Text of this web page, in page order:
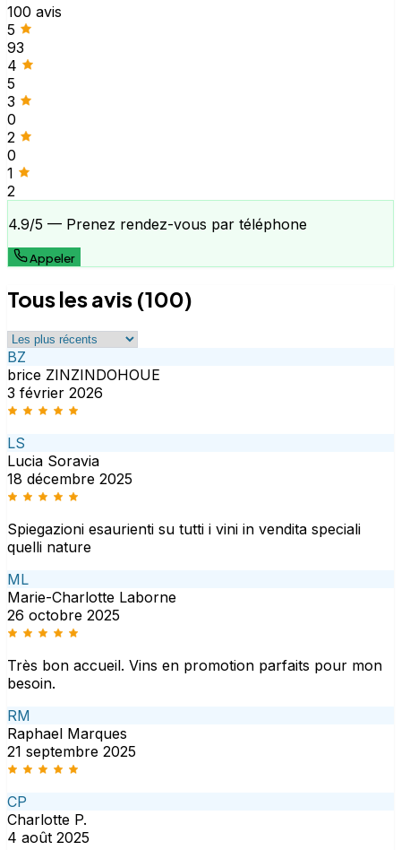
100 avis
5
93
4
5
3
0
2
0
1
2
4.9/5 — Prenez rendez-vous par téléphone
Appeler
Tous les avis (100)
BZ
brice ZINZINDOHOUE
3 février 2026
LS
Lucia Soravia
18 décembre 2025
Spiegazioni esaurienti su tutti i vini in vendita speciali
quelli nature
ML
Marie-Charlotte Laborne
26 octobre 2025
Très bon accueil. Vins en promotion parfaits pour mon
besoin.
RM
Raphael Marques
21 septembre 2025
CP
Charlotte P.
4 août 2025